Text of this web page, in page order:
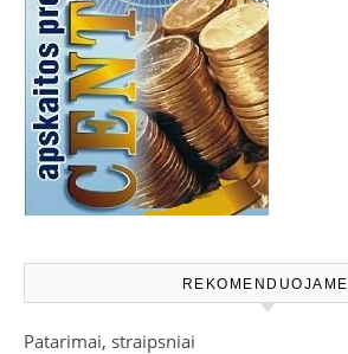
REKOMENDUOJAME
Patarimai, straipsniai